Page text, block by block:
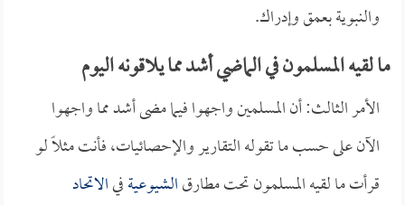
والنبوية بعمق وإدراك.
ما لقيه المسلمون في الماضي أشد مما يلاقونه اليوم
الأمر الثالث: أن المسلمين واجهوا فيما مضى أشد مما واجهوا
الآن على حسب ما تقوله التقارير والإحصائيات، فأنت مثلاً لو
قرأت ما لقيه المسلمون تحت مطارقالشيوعيةفيالاتحاد